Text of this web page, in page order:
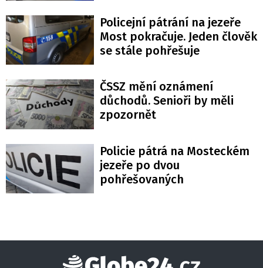
Policejní pátrání na jezeře
Most pokračuje. Jeden člověk
se stále pohřešuje
ČSSZ mění oznámení
důchodů. Senioři by měli
zpozornět
Policie pátrá na Mosteckém
jezeře po dvou
pohřešovaných
Globe24